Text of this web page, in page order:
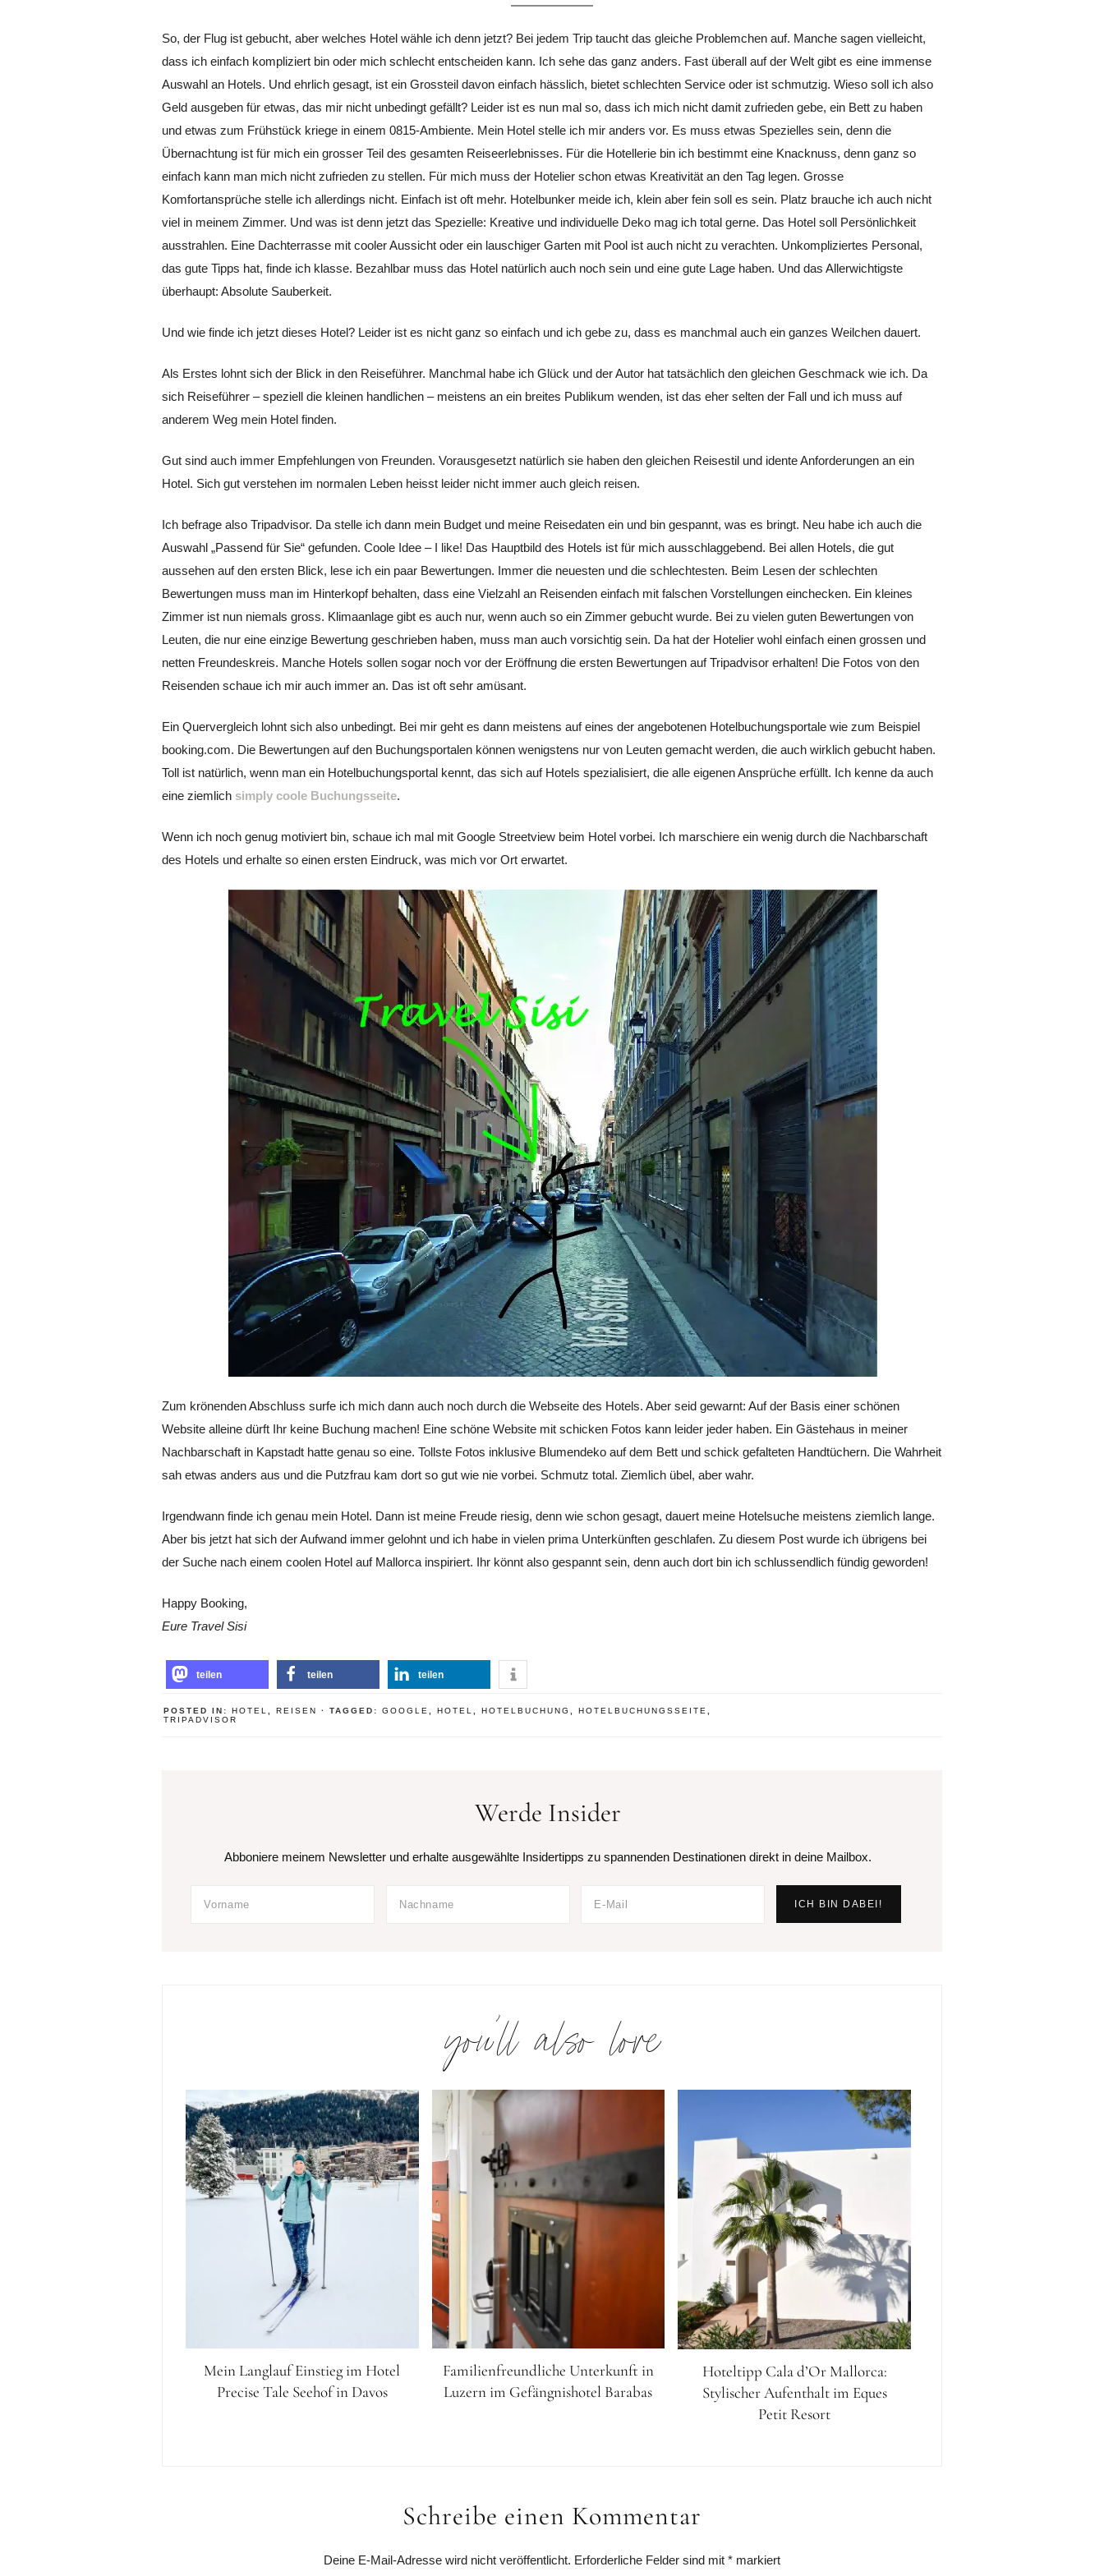
So, der Flug ist gebucht, aber welches Hotel wähle ich denn jetzt? Bei jedem Trip taucht das gleiche Problemchen auf. Manche sagen vielleicht,
dass ich einfach kompliziert bin oder mich schlecht entscheiden kann. Ich sehe das ganz anders. Fast überall auf der Welt gibt es eine immense
Auswahl an Hotels. Und ehrlich gesagt, ist ein Grossteil davon einfach hässlich, bietet schlechten Service oder ist schmutzig. Wieso soll ich also
Geld ausgeben für etwas, das mir nicht unbedingt gefällt? Leider ist es nun mal so, dass ich mich nicht damit zufrieden gebe, ein Bett zu haben
und etwas zum Frühstück kriege in einem 0815-Ambiente. Mein Hotel stelle ich mir anders vor. Es muss etwas Spezielles sein, denn die
Übernachtung ist für mich ein grosser Teil des gesamten Reiseerlebnisses. Für die Hotellerie bin ich bestimmt eine Knacknuss, denn ganz so
einfach kann man mich nicht zufrieden zu stellen. Für mich muss der Hotelier schon etwas Kreativität an den Tag legen. Grosse
Komfortansprüche stelle ich allerdings nicht. Einfach ist oft mehr. Hotelbunker meide ich, klein aber fein soll es sein. Platz brauche ich auch nicht
viel in meinem Zimmer. Und was ist denn jetzt das Spezielle: Kreative und individuelle Deko mag ich total gerne. Das Hotel soll Persönlichkeit
ausstrahlen. Eine Dachterrasse mit cooler Aussicht oder ein lauschiger Garten mit Pool ist auch nicht zu verachten. Unkompliziertes Personal,
das gute Tipps hat, finde ich klasse. Bezahlbar muss das Hotel natürlich auch noch sein und eine gute Lage haben. Und das Allerwichtigste
überhaupt: Absolute Sauberkeit.
Und wie finde ich jetzt dieses Hotel? Leider ist es nicht ganz so einfach und ich gebe zu, dass es manchmal auch ein ganzes Weilchen dauert.
Als Erstes lohnt sich der Blick in den Reiseführer. Manchmal habe ich Glück und der Autor hat tatsächlich den gleichen Geschmack wie ich. Da
sich Reiseführer – speziell die kleinen handlichen – meistens an ein breites Publikum wenden, ist das eher selten der Fall und ich muss auf
anderem Weg mein Hotel finden.
Gut sind auch immer Empfehlungen von Freunden. Vorausgesetzt natürlich sie haben den gleichen Reisestil und idente Anforderungen an ein
Hotel. Sich gut verstehen im normalen Leben heisst leider nicht immer auch gleich reisen.
Ich befrage also Tripadvisor. Da stelle ich dann mein Budget und meine Reisedaten ein und bin gespannt, was es bringt. Neu habe ich auch die
Auswahl „Passend für Sie“ gefunden. Coole Idee – I like! Das Hauptbild des Hotels ist für mich ausschlaggebend. Bei allen Hotels, die gut
aussehen auf den ersten Blick, lese ich ein paar Bewertungen. Immer die neuesten und die schlechtesten. Beim Lesen der schlechten
Bewertungen muss man im Hinterkopf behalten, dass eine Vielzahl an Reisenden einfach mit falschen Vorstellungen einchecken. Ein kleines
Zimmer ist nun niemals gross. Klimaanlage gibt es auch nur, wenn auch so ein Zimmer gebucht wurde. Bei zu vielen guten Bewertungen von
Leuten, die nur eine einzige Bewertung geschrieben haben, muss man auch vorsichtig sein. Da hat der Hotelier wohl einfach einen grossen und
netten Freundeskreis. Manche Hotels sollen sogar noch vor der Eröffnung die ersten Bewertungen auf Tripadvisor erhalten! Die Fotos von den
Reisenden schaue ich mir auch immer an. Das ist oft sehr amüsant.
Ein Quervergleich lohnt sich also unbedingt. Bei mir geht es dann meistens auf eines der angebotenen Hotelbuchungsportale wie zum Beispiel
booking.com. Die Bewertungen auf den Buchungsportalen können wenigstens nur von Leuten gemacht werden, die auch wirklich gebucht haben.
Toll ist natürlich, wenn man ein Hotelbuchungsportal kennt, das sich auf Hotels spezialisiert, die alle eigenen Ansprüche erfüllt. Ich kenne da auch
eine ziemlich simply coole Buchungsseite.
Wenn ich noch genug motiviert bin, schaue ich mal mit Google Streetview beim Hotel vorbei. Ich marschiere ein wenig durch die Nachbarschaft
des Hotels und erhalte so einen ersten Eindruck, was mich vor Ort erwartet.
Zum krönenden Abschluss surfe ich mich dann auch noch durch die Webseite des Hotels. Aber seid gewarnt: Auf der Basis einer schönen
Website alleine dürft Ihr keine Buchung machen! Eine schöne Website mit schicken Fotos kann leider jeder haben. Ein Gästehaus in meiner
Nachbarschaft in Kapstadt hatte genau so eine. Tollste Fotos inklusive Blumendeko auf dem Bett und schick gefalteten Handtüchern. Die Wahrheit
sah etwas anders aus und die Putzfrau kam dort so gut wie nie vorbei. Schmutz total. Ziemlich übel, aber wahr.
Irgendwann finde ich genau mein Hotel. Dann ist meine Freude riesig, denn wie schon gesagt, dauert meine Hotelsuche meistens ziemlich lange.
Aber bis jetzt hat sich der Aufwand immer gelohnt und ich habe in vielen prima Unterkünften geschlafen. Zu diesem Post wurde ich übrigens bei
der Suche nach einem coolen Hotel auf Mallorca inspiriert. Ihr könnt also gespannt sein, denn auch dort bin ich schlussendlich fündig geworden!
Happy Booking,
Eure Travel Sisi
teilen teilen teilen
POSTED IN: HOTEL REISEN · TAGGED: GOOGLE HOTEL HOTELBUCHUNG HOTELBUCHUNGSSEITE
TRIPADVISOR
Werde Insider
Abboniere meinem Newsletter und erhalte ausgewählte Insidertipps zu spannenden Destinationen direkt in deine Mailbox.
you’ll also love
Mein Langlauf Einstieg im Hotel
Precise Tale Seehof in Davos
Familienfreundliche Unterkunft in
Luzern im Gefängnishotel Barabas
Hoteltipp Cala d’Or Mallorca:
Stylischer Aufenthalt im Eques
Petit Resort
Schreibe einen Kommentar
Deine E-Mail-Adresse wird nicht veröffentlicht. Erforderliche Felder sind mit * markiert